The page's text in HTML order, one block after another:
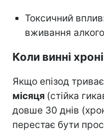
Токсичний
вживання
Коли винні
Якщо епізод триває
місяця (стійка
довше 30 днів
перестає бути